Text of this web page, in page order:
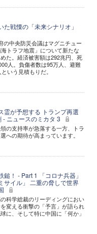
た戦慄の「未来シナリオ」
の中央防災会議はマグニチュー
トラフ地震」について新たな
た。経済被害額は292兆円、死
人。負傷者数は95万人、避難
いう見積もりだ。
霊が予想する トランプ再選
- ニュースのミカタ 3
の支持率が急落する一方、トラ
への期待が高まっています。
鎚！ - Part 1 「コロナ兵器」
サイル」 二重の脅しで世界
科学総裁のリーディングにおい
変える衝撃の「予言」が語られ
に、そして特に中国に「何か」